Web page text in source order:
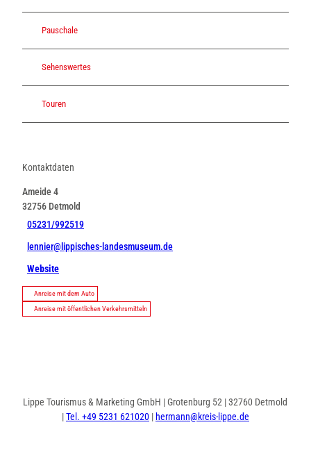
Pauschale
Sehenswertes
Touren
Kontaktdaten
Ameide 4
32756 Detmold
05231/992519
lennier@lippisches-landesmuseum.de
Website
Anreise mit dem Auto
Anreise mit öffentlichen Verkehrsmitteln
Lippe Tourismus & Marketing GmbH | Grotenburg 52 | 32760 Detmold
|Tel. +49 5231 621020|hermann@kreis-lippe.de